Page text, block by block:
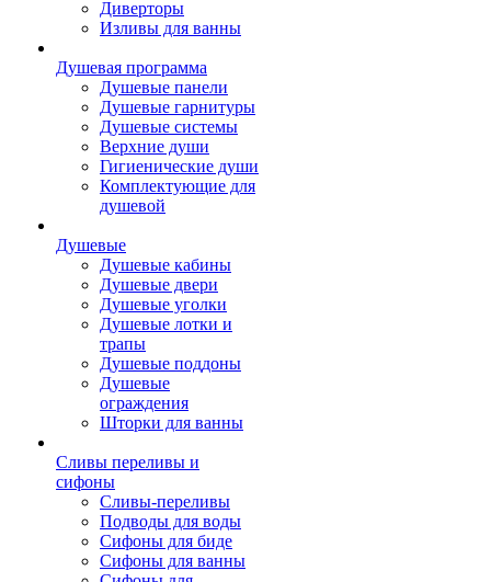
Диверторы
Изливы для ванны
Душевая программа
Душевые панели
Душевые гарнитуры
Душевые системы
Верхние души
Гигиенические души
Комплектующие для
душевой
Душевые
Душевые кабины
Душевые двери
Душевые уголки
Душевые лотки и
трапы
Душевые поддоны
Душевые
ограждения
Шторки для ванны
Сливы переливы и
сифоны
Сливы-переливы
Подводы для воды
Сифоны для биде
Сифоны для ванны